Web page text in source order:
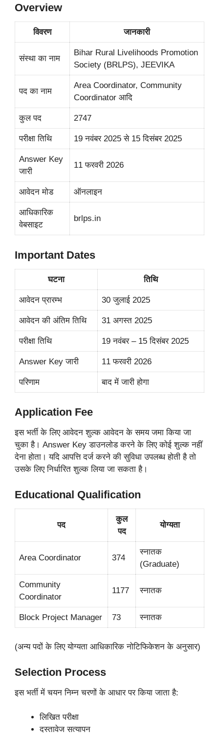
Overview
विवरण जानकारी
संस्था का नाम
Bihar Rural Livelihoods Promotion
Society (BRLPS), JEEVIKA
पद का नाम
Area Coordinator, Community
Coordinator आदि
कुल पद 2747
परीक्षा तिथि 19 नवंबर 2025 से 15 दिसंबर 2025
Answer Key
जारी
11 फरवरी 2026
आवेदन मोड ऑनलाइन
आधिकारिक
वेबसाइट
brlps.in
Important Dates
घटना तिथि
आवेदन प्रारम्भ 30 जुलाई 2025
आवेदन की अंतिम तिथि 31 अगस्त 2025
परीक्षा तिथि 19 नवंबर – 15 दिसंबर 2025
Answer Key जारी 11 फरवरी 2026
परिणाम बाद में जारी होगा
Application Fee
इस भर्ती के लिए आवेदन शुल्क आवेदन के समय जमा किया जा
चुका है। Answer Key डाउनलोड करने के लिए कोई शुल्क नहीं
देना होता। यदि आपत्ति दर्ज करने की सुविधा उपलब्ध होती है तो
उसके लिए निर्धारित शुल्क लिया जा सकता है।
Educational Qualification
पद
कुल
पद
योग्यता
Area Coordinator 374
स्नातक
(Graduate)
Community
Coordinator
1177 स्नातक
Block Project Manager 73 स्नातक
(अन्य पदों के लिए योग्यता आधिकारिक नोटिफिकेशन के अनुसार)
Selection Process
इस भर्ती में चयन निम्न चरणों के आधार पर किया जाता है:
लिखित परीक्षा
दस्तावेज सत्यापन